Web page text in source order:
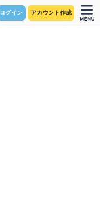
ログイン アカウント作成